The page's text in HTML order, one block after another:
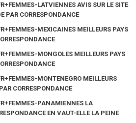
LATVIENNES AVIS SUR LE SITE
PAR CORRESPONDANCE
MEXICAINES MEILLEURS PAYS
MONGOLES MEILLEURS PAYS
MONTENEGRO MEILLEURS
CORRESPONDANCE
PANAMIENNES LA
EN VAUT-ELLE LA PEINE